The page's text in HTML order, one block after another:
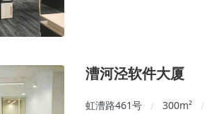
漕河泾软件大厦
虹漕路461号 / 300m²
/